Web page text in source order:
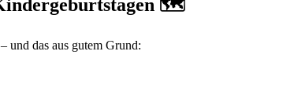
🗺️
und das aus gutem Grund: